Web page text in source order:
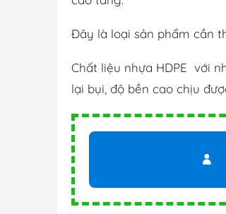
Đây là loại sản phẩm cần
Chất liệu nhựa HDPE với
lại bụi, độ bền cao chịu